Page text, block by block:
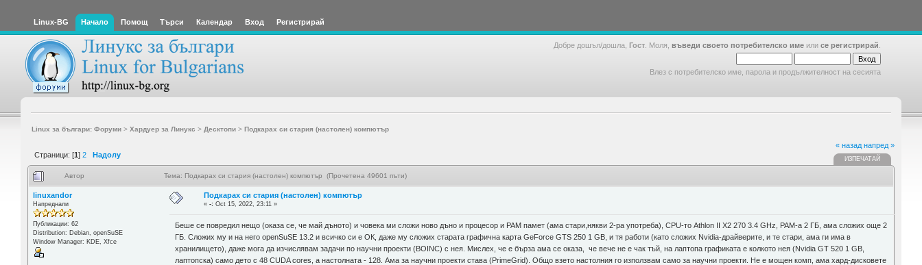
Linux-BG Начало Помощ Търси Календар Вход Регистрирай
Добре дошъл/дошла, Гост . Моля, въведи своето потребителско име или се регистрирай
Влез с потребителско име, парола и продължителност на сесията
Linux за българи: Форуми> Хардуер за Линукс > Десктопи> Подкарах си стария (настолен) компютър
Страници: [1] 2 Надолу
« назад напред »
ИЗПЕЧАТАЙ
Автор Тема: Подкарах си стария (настолен) компютър (Прочетена 49601 пъти)
linuxandor
Напреднали
Публикации: 62
Distribution: Debian, openSuSE
Window Manager: KDE, Xfce
Подкарах си стария (настолен) компютър
«-: Oct 15, 2022, 23:11 »
Беше се повредил нещо (оказа се, че май дъното) и човека ми сложи ново дъно и процесор и РАМ памет (ама стари,някви 2-ра употреба), CPU-то Athlon II X2 270 3.4 GHz, РАМ-а 2 ГБ, ама сложих още 2
ГБ. Сложих му и на него openSuSE 13.2 и всичко си е ОК, даже му сложих старата графична карта GeForce GTS 250 1 GB, и тя работи (като сложих Nvidia-драйверите, и те стари, ама ги има в
хранилището), даже мога да изчислявам задачи по научни проекти (BOINC) с нея. Мислех, че е бърза ама се оказа, че вече не е чак тъй, на лаптопа графиката е колкото нея (Nvidia GT 520 1 GB,
лаптопска) само дето с 48 CUDA cores, a настолната - 128. Ама за научни проекти става (PrimeGrid). Общо взето настолния го използвам само за научни проекти. Не е мощен комп, ама хард-дисковете